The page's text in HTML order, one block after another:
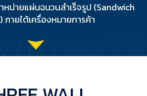
น่ายแผ่นฉนวนสำเร็จรูป (Sandwich
ภายใต้เครื่องหมายการค้า